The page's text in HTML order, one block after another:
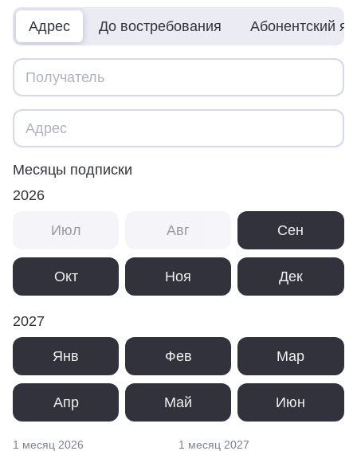
Адрес До востребования Абонентский
Месяцы подписки
2026
Июл Авг Сен
Окт Ноя Дек
2027
Янв Фев Мар
Апр Май Июн
1 месяц 2026 1 месяц 2027